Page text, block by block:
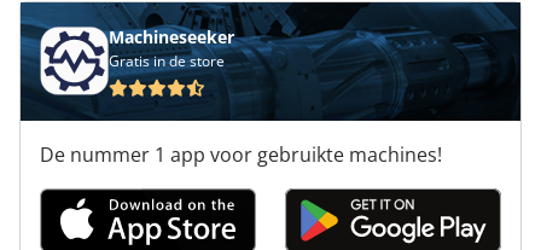
Machineseeker
Gratis in de store
De nummer 1 app voor gebruikte machines!